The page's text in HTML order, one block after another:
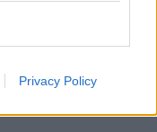
Privacy Policy